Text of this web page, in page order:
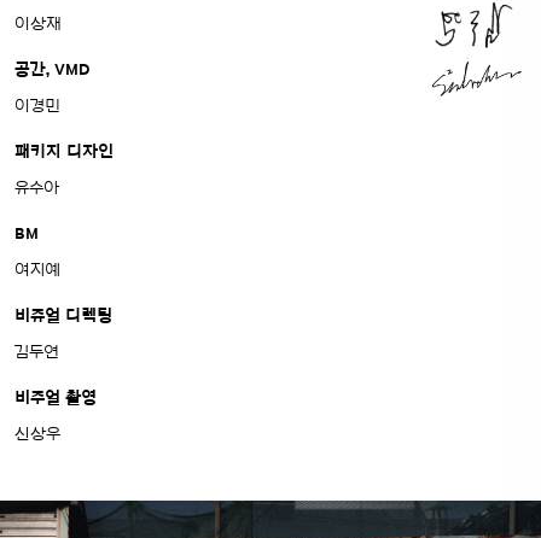
이상재
공간, VMD
이경민
패키지 디자인
유수아
BM
여지예
비쥬얼 디렉팅
김두연
비주얼 촬영
신상우